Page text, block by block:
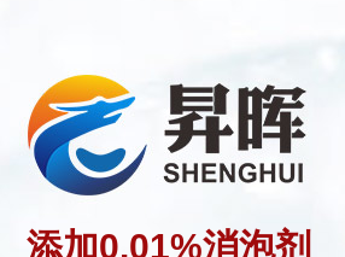
添加0.01%消泡剂